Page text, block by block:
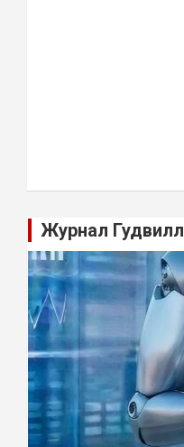
Журнал Гудвилл